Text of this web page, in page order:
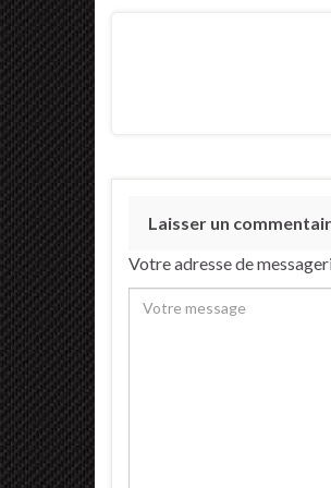
Laisser un
Votre adresse de